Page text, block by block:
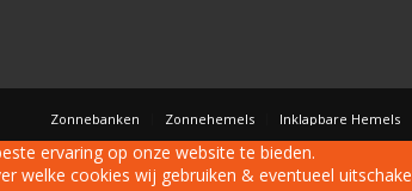
Zonnebanken Zonnehemels Inklapbare Hemels
ervaring op onze website te bieden.
welke cookies wij gebruiken & eventueel